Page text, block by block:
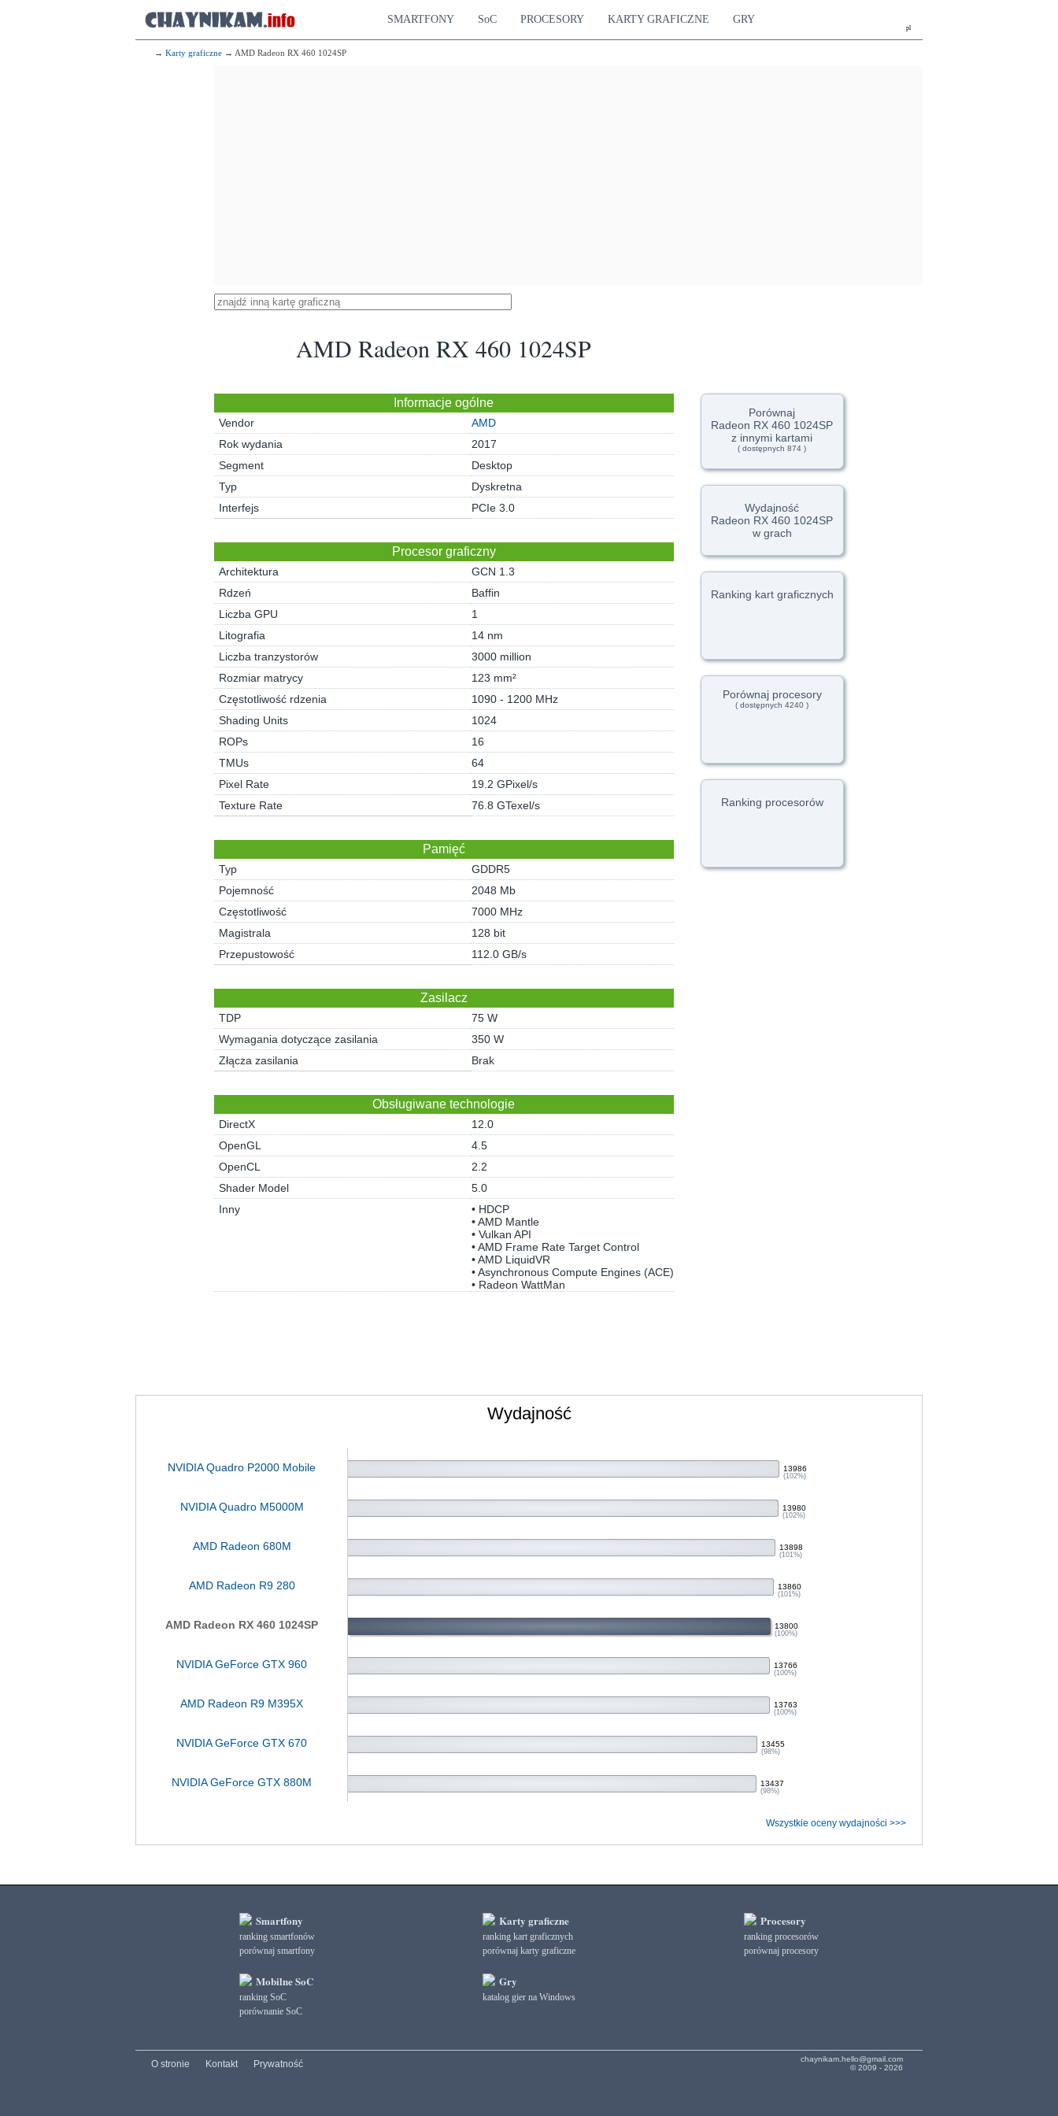
pl
SMARTFONY SoC PROCESORY KARTY GRAFICZNE GRY
→ Karty graficzne → AMD Radeon RX 460 1024SP
AMD Radeon RX 460 1024SP
Informacje ogólne
Vendor
AMD
Rok wydania
2017
Segment
Desktop
Typ
Dyskretna
Interfejs
PCIe 3.0
Procesor graficzny
Architektura
GCN 1.3
Rdzeń
Baffin
Liczba GPU
1
Litografia
14 nm
Liczba tranzystorów
3000 million
Rozmiar matrycy
123 mm²
Częstotliwość rdzenia
1090 - 1200 MHz
Shading Units
1024
ROPs
16
TMUs
64
Pixel Rate
19.2 GPixel/s
Texture Rate
76.8 GTexel/s
Pamięć
Typ
GDDR5
Pojemność
2048 Mb
Częstotliwość
7000 MHz
Magistrala
128 bit
Przepustowość
112.0 GB/s
Zasilacz
TDP
75 W
Wymagania dotyczące zasilania
350 W
Złącza zasilania
Brak
Obsługiwane technologie
DirectX
12.0
OpenGL
4.5
OpenCL
2.2
Shader Model
5.0
Inny
• HDCP
• AMD Mantle
• Vulkan API
• AMD Frame Rate Target Control
• AMD LiquidVR
• Asynchronous Compute Engines (ACE)
• Radeon WattMan
Porównaj
Radeon RX 460 1024SP
z innymi kartami
( dostępnych 874 )
Wydajność
Radeon RX 460 1024SP
w grach
Ranking kart graficznych
Porównaj procesory
( dostępnych 4240 )
Ranking procesorów
Wydajność
NVIDIA Quadro P2000 Mobile 13986
(102%)
NVIDIA Quadro M5000M 13980
(102%)
AMD Radeon 680M 13898
(101%)
AMD Radeon R9 280 13860
(101%)
AMD Radeon RX 460 1024SP 13800
(100%)
NVIDIA GeForce GTX 960 13766
(100%)
AMD Radeon R9 M395X 13763
(100%)
NVIDIA GeForce GTX 670 13455
(98%)
NVIDIA GeForce GTX 880M 13437
(98%)
Wszystkie oceny wydajności >>>
Smartfony
ranking smartfonów
porównaj smartfony
Mobilne SoC
ranking SoC
porównanie SoC
Karty graficzne
ranking kart graficznych
porównaj karty graficzne
Gry
katalog gier na Windows
Procesory
ranking procesorów
porównaj procesory
chaynikam.hello@gmail.com
© 2009 - 2026
O stronie Kontakt Prywatność